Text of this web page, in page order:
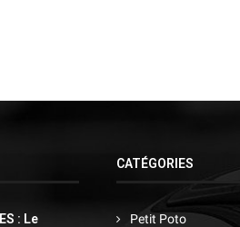
: Le
CATÉGORIES
Petit Poto